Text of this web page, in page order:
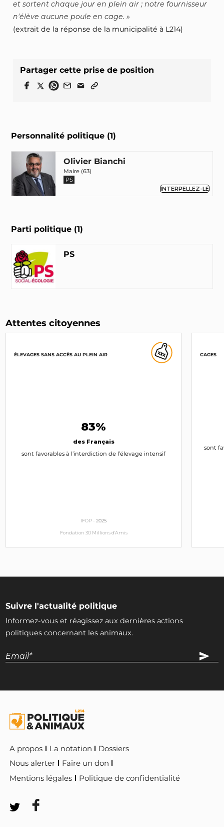
Personnalité politique (1)
Olivier Bianchi
Maire (63)
PS
INTERPELLEZ-LE
Parti politique (1)
PS
et sortent chaque jour en plein air ; notre fournisseur
n'élève aucune poule en cage.
(extrait de la réponse de la municipalité à L214)
Partager cette prise de position
Attentes citoyennes
ÉLEVAGES SANS ACCÈS AU PLEIN AIR
83%
des Français
sont favorables à l’interdiction de l’élevage intensif
IFOP -2025
Fondation 30 Millions d'Amis
CAGES
sont
Suivre l'actualité politique
Informez-vous et réagissez aux dernières actions
politiques concernant les animaux.
A propos La notation
Dossiers
Nous alerter
Faire un don
Mentions légales
Politique de confidentialité